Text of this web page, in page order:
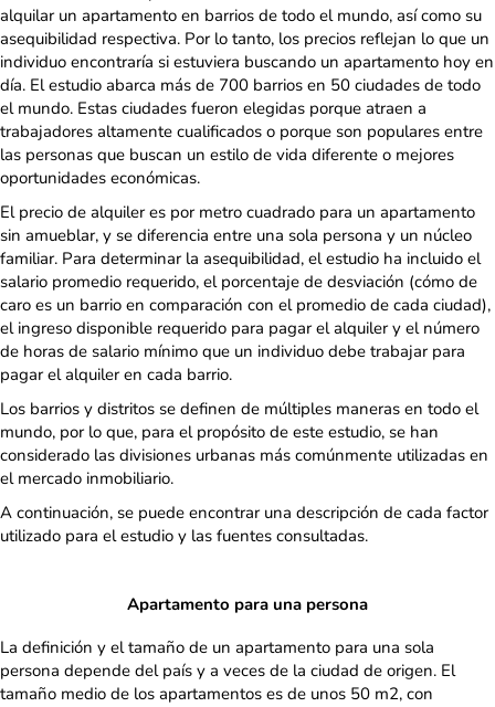
alquilar un apartamento en barrios de todo el mundo, así como su
asequibilidad respectiva. Por lo tanto, los precios reflejan lo que un
individuo encontraría si estuviera buscando un apartamento hoy en
día. El estudio abarca más de 700 barrios en 50 ciudades de todo
el mundo. Estas ciudades fueron elegidas porque atraen a
trabajadores altamente cualificados o porque son populares entre
las personas que buscan un estilo de vida diferente o mejores
oportunidades económicas.
El precio de alquiler es por metro cuadrado para un apartamento
sin amueblar, y se diferencia entre una sola persona y un núcleo
familiar. Para determinar la asequibilidad, el estudio ha incluido el
salario promedio requerido, el porcentaje de desviación (cómo de
caro es un barrio en comparación con el promedio de cada ciudad),
el ingreso disponible requerido para pagar el alquiler y el número
de horas de salario mínimo que un individuo debe trabajar para
pagar el alquiler en cada barrio.
Los barrios y distritos se definen de múltiples maneras en todo el
mundo, por lo que, para el propósito de este estudio, se han
considerado las divisiones urbanas más comúnmente utilizadas en
el mercado inmobiliario.
A continuación, se puede encontrar una descripción de cada factor
utilizado para el estudio y las fuentes consultadas.
Apartamento para una persona
La definición y el tamaño de un apartamento para una sola
persona depende del país y a veces de la ciudad de origen. El
tamaño medio de los apartamentos es de unos 50 m2, con